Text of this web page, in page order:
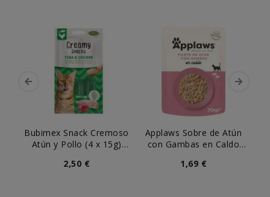
Bubimex Snack Cremoso
Atún y Pollo (4 x 15g)
2,50 €
Applaws Sobre de Atún
con Gambas en Caldo
1,69 €